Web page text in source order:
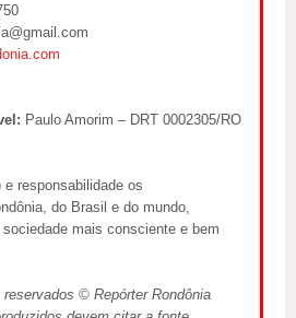
Paulo Amorim – DRT 0002305/RO
responsabilidade os
do Brasil e do mundo,
mais consciente e bem
© Repórter Rondônia